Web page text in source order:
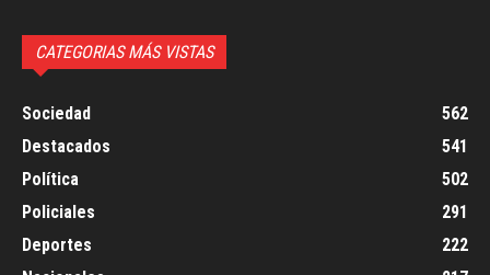
CATEGORIAS MÁS VISTAS
Sociedad
562
Destacados
541
Política
502
Policiales
291
Deportes
222